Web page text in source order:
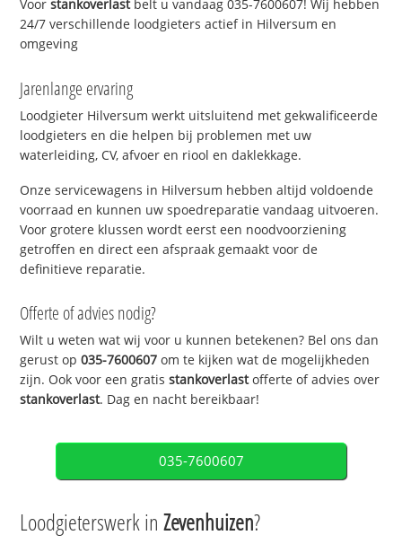
Voorstankoverlastbelt u vandaag 035-7600607! Wij hebben
24/7 verschillende loodgieters actief in Hilversum en
omgeving
Jarenlange ervaring
Loodgieter Hilversum werkt uitsluitend met gekwalificeerde
loodgieters en die helpen bij problemen met uw
waterleiding, CV, afvoer en riool en daklekkage.
Onze servicewagens in Hilversum hebben altijd voldoende
voorraad en kunnen uw spoedreparatie vandaag uitvoeren.
Voor grotere klussen wordt eerst een noodvoorziening
getroffen en direct een afspraak gemaakt voor de
definitieve reparatie.
Offerte of advies nodig?
Wilt u weten wat wij voor u kunnen betekenen? Bel ons dan
gerust op035-7600607 om te kijken wat de mogelijkheden
zijn. Ook voor een gratisstankoverlastofferte of advies over
stankoverlast. Dag en nacht bereikbaar!
035-7600607
Loodgieterswerk inZevenhuizen?